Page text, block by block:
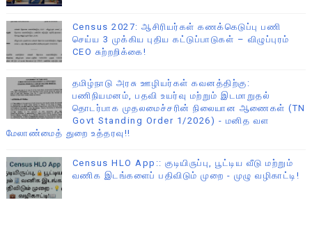
Census 2027: ஆசிரியர்கள் கணக்கெடுப்பு பணி
செய்ய 3 முக்கிய புதிய கட்டுப்பாடுகள் – விழுப்புரம்
CEO சுற்றறிக்கை!
தமிழ்நாடு அரசு ஊழியர்கள் கவனத்திற்கு:
பணிநியமனம், பதவி உயர்வு மற்றும் இடமாறுதல்
தொடர்பாக முதலமைச்சரின் நிலையான ஆணைகள் (TN
Govt Standing Order 1/2026) - மனித வள
மேலாண்மைத் துறை உத்தரவு!!
Census HLO App:: குடியிருப்பு, பூட்டிய வீடு மற்றும்
வணிக இடங்களைப் பதிவிடும் முறை - முழு வழிகாட்டி!